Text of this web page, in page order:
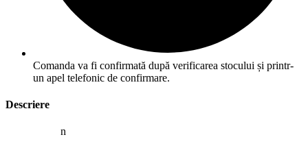
Comanda va fi confirmată după verificarea stocului și printr-
un apel telefonic de confirmare.
Descriere
n